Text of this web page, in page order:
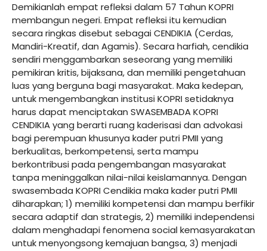
Demikianlah empat refleksi dalam 57 Tahun KOPRI
membangun negeri. Empat refleksi itu kemudian
secara ringkas disebut sebagai CENDIKIA (Cerdas,
Mandiri-Kreatif, dan Agamis). Secara harfiah, cendikia
sendiri menggambarkan seseorang yang memiliki
pemikiran kritis, bijaksana, dan memiliki pengetahuan
luas yang berguna bagi masyarakat. Maka kedepan,
untuk mengembangkan institusi KOPRI setidaknya
harus dapat menciptakan SWASEMBADA KOPRI
CENDIKIA yang berarti ruang kaderisasi dan advokasi
bagi perempuan khusunya kader putri PMII yang
berkualitas, berkompetensi, serta mampu
berkontribusi pada pengembangan masyarakat
tanpa meninggalkan nilai-nilai keislamannya. Dengan
swasembada KOPRI Cendikia maka kader putri PMII
diharapkan; 1) memiliki kompetensi dan mampu berfikir
secara adaptif dan strategis, 2) memiliki independensi
dalam menghadapi fenomena social kemasyarakatan
untuk menyongsong kemajuan bangsa, 3) menjadi